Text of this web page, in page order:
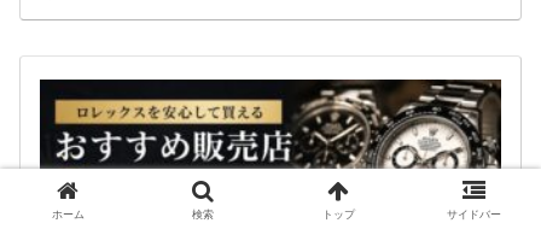
ホーム 検索 トップ サイドバー